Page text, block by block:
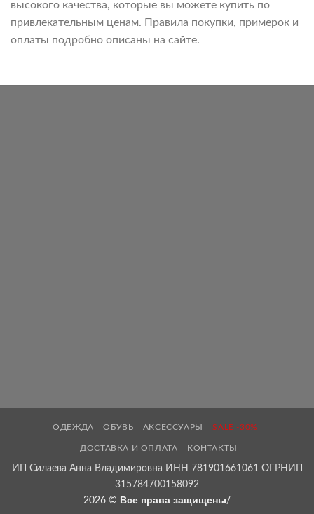
высокого качества, которые вы можете купить по
привлекательным ценам. Правила покупки, примерок и
оплаты подробно описаны на сайте.
ОДЕЖДА ОБУВЬ АКСЕССУАРЫ SALE -30%
ДОСТАВКА И ОПЛАТА КОНТАКТЫ
ИП Силаева Анна Владимировна ИНН 781901661061 ОГРНИП
315784700158092
2026 © Все права защищены/